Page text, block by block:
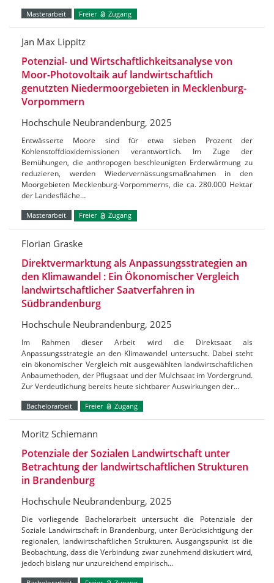
Masterarbeit Freier Zugang
Jan Max Lippitz
Potenzial- und Wirtschaftlichkeitsanalyse von
Moor-Photovoltaik auf landwirtschaftlich
genutzten Niedermoorgebieten in Mecklenburg-
Vorpommern
Hochschule Neubrandenburg, 2025
Entwässerte Moore sind für etwa sieben Prozent der
Kohlenstoffdioxidemissionen verantwortlich. Im Zuge der
Bemühungen, die anthropogen beschleunigten Erderwärmung zu
reduzieren, werden Wiedervernässungsmaßnahmen in den
Moorgebieten Mecklenburg-Vorpommerns, die ca. 280.000 Hektar
der Landesfläche…
Masterarbeit Freier Zugang
Florian Graske
Direktvermarktung als Anpassungsstrategien an
den Klimawandel : Ein Ökonomischer Vergleich
landwirtschaftlicher Saatverfahren in
Südbrandenburg
Hochschule Neubrandenburg, 2025
Im Rahmen dieser Arbeit wird die Direktsaat als
Anpassungsstrategie an den Klimawandel untersucht. Dabei steht
ein ökonomischer Vergleich mit ausgewählten landwirtschaftlichen
Anbaumethoden, der Pflugsaat und der Mulchsaat im Vordergrund.
Zur Verdeutlichung bereits heute sichtbarer Auswirkungen der…
Bachelorarbeit Freier Zugang
Moritz Schiemann
Potenziale der Sozialen Landwirtschaft unter
Betrachtung der landwirtschaftlichen Strukturen
in Brandenburg
Hochschule Neubrandenburg, 2025
Die vorliegende Bachelorarbeit untersucht die Potenziale der
Soziale Landwirtschaft in Brandenburg, unter Berücksichtigung der
regionalen, landwirtschaftlichen Strukturen. Ausgangspunkt ist die
Beobachtung, dass die Verbindung zwar zunehmend diskutiert wird,
jedoch bislang nur unzureichend empirisch…